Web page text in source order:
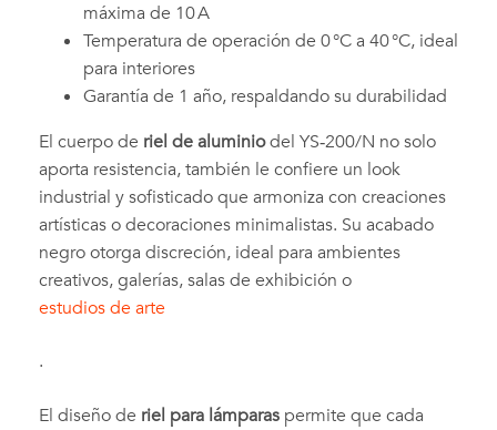
máxima de 10 A
Temperatura de operación de 0 °C a 40 °C, ideal
para interiores
Garantía de 1 año, respaldando su durabilidad
El cuerpo de riel de aluminiodel YS‑200/N no solo
aporta resistencia, también le confiere un look
industrial y sofisticado que armoniza con creaciones
artísticas o decoraciones minimalistas. Su acabado
negro otorga discreción, ideal para ambientes
creativos, galerías, salas de exhibición o
estudios de arte
.
El diseño de riel para lámparas permite que cada